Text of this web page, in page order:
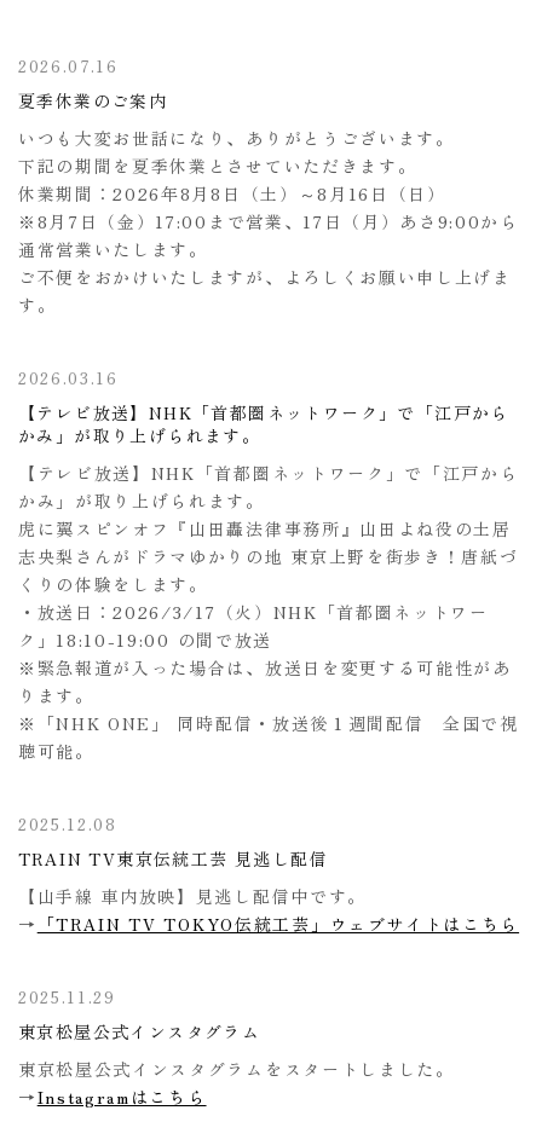
2026.07.16
夏季休業のご案内
いつも大変お世話になり、ありがとうございます。
下記の期間を夏季休業とさせていただきます。
休業期間：2026年8月8日（土）～8月16日（日）
※8月7日（金）17:00まで営業、17日（月）あさ9:00から
通常営業いたします。
ご不便をおかけいたしますが、よろしくお願い申し上げま
す。
2026.03.16
【テレビ放送】NHK「首都圏ネットワーク」で「江戸から
かみ」が取り上げられます。
【テレビ放送】NHK「首都圏ネットワーク」で「江戸から
かみ」が取り上げられます。
虎に翼スピンオフ『山田轟法律事務所』山田よね役の土居
志央梨さんがドラマゆかりの地 東京上野を街歩き！唐紙づ
くりの体験をします。
・放送日：2026/3/17（火）NHK「首都圏ネットワー
ク」18:10-19:00 の間で放送
※緊急報道が入った場合は、放送日を変更する可能性があ
ります。
※「NHK ONE」 同時配信・放送後１週間配信 全国で視
聴可能。
2025.12.08
TRAIN TV東京伝統工芸 見逃し配信
【山手線 車内放映】見逃し配信中です。
→ 「TRAIN TV TOKYO伝統工芸」ウェブサイトはこちら
2025.11.29
東京松屋公式インスタグラム
東京松屋公式インスタグラムをスタートしました。
→Instagramはこちら